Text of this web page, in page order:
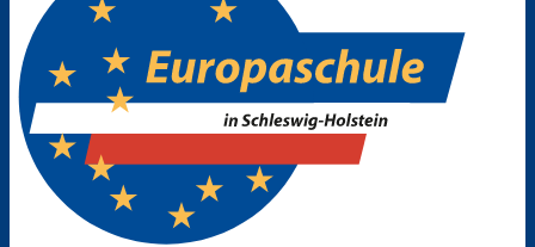
Fachoberschule
Fachschule